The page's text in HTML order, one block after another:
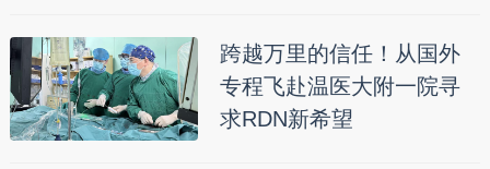
跨越万里的信任！从国外
专程飞赴温医大附一院寻
求RDN新希望